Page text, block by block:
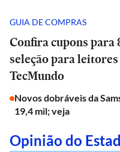
GUIA DE COMPRAS
Confira cupons para
seleção para
TecMundo
Novos dobráveis da
19,4 mil; veja
Opinião do